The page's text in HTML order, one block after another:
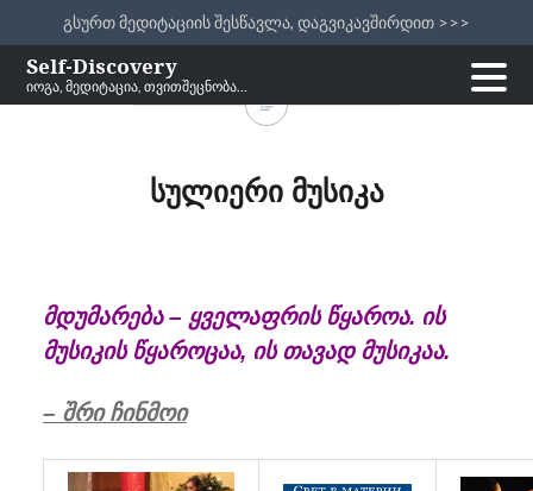
გსურთ მედიტაციის შესწავლა, დაგვიკავშირდით >>>
SkipSelf-Discovery
იოგა, მედიტაცია, თვითშეცნობა…
სულიერი მუსიკა
მდუმარება – ყველაფრის წყაროა. ის
მუსიკის წყაროცაა, ის თავად მუსიკაა.
– შრი ჩინმოი